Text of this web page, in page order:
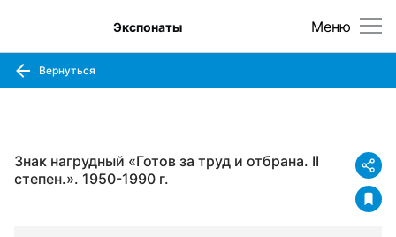
Меню
Экспонаты
Вернуться
Знак нагрудный «Готов за труд и отбрана. II
степен.». 1950-1990 г.